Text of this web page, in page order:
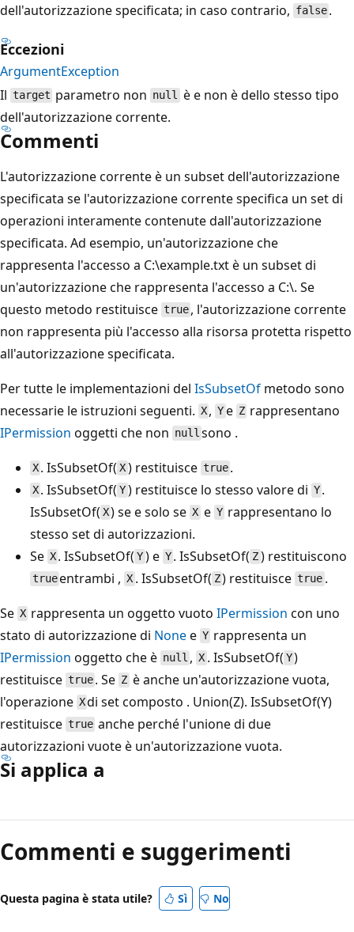
dell'autorizzazione specificata; in caso contrario, false .
Eccezioni
ArgumentException
Il target parametro non null è e non è dello stesso tipo
dell'autorizzazione corrente.
Commenti
L'autorizzazione corrente è un subset dell'autorizzazione
specificata se l'autorizzazione corrente specifica un set di
operazioni interamente contenute dall'autorizzazione
specificata. Ad esempio, un'autorizzazione che
rappresenta l'accesso a C:\example.txt è un subset di
un'autorizzazione che rappresenta l'accesso a C:\. Se
questo metodo restituisce true , l'autorizzazione corrente
non rappresenta più l'accesso alla risorsa protetta rispetto
all'autorizzazione specificata.
Per tutte le implementazioni del IsSubsetOf metodo sono
necessarie le istruzioni seguenti. X ,Ye Z rappresentano
IPermission oggetti che non null sono .
X . IsSubsetOf(X) restituisce true .
X . IsSubsetOf(Y) restituisce lo stesso valore di Y .
IsSubsetOf( X) se e solo seXe Y rappresentano lo
stesso set di autorizzazioni.
Se X . IsSubsetOf(Y) e Y . IsSubsetOf( Z) restituiscono
trueentrambi ,X. IsSubsetOf( Z) restituiscetrue.
Se X rappresenta un oggetto vuotoIPermission con uno
stato di autorizzazione di Nonee Y rappresenta un
IPermission oggetto che è null ,X. IsSubsetOf( Y)
restituisce true . Se Zè anche un'autorizzazione vuota,
l'operazione Xdi set composto . Union(Z). IsSubsetOf(Y)
restituisce true anche perché l'unione di due
autorizzazioni vuote è un'autorizzazione vuota.
Si applica a
di
lettura
Commenti e suggerimenti
Questa pagina è stata utile? Sì No